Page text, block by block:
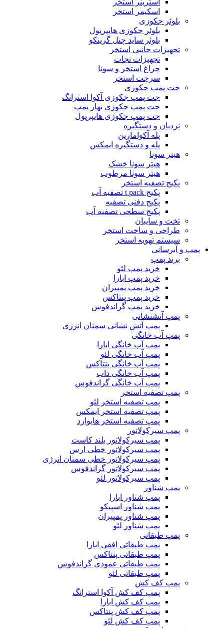
استرینر استخر
اسکیمر استخر
بلوئر جکوزی
بلوئر جکوزی هایپرپول
بلوئر ساید چنل گرینکو
تجهیزات جانبی استخر
تجهیزات نجات
چراغ استخر و سونا
سرجت استخر
جت پمپ جکوزی
جت پمپ جکوزی آکوا استرانگ
جت پمپ جکوزی بهار پمپ
جت پمپ جکوزی هایپرپول
نردبان و دستگیره
پله آکوامارین
پله و دستگیره ایمکس
هیتر سونا
هیتر سونا خشک
هیتر سونا مرطوب
پکیج تصفیه استخر
پکیج t pack تصفیه آب
پکیج دفنی تصفیه
پکیج سطحی تصفیه آب
تخت و سایبان
طراحی و ساخت استخر
سیستم تهویه استخر
پمپ و آبرسانی
برند پمپ
خرید پمپ لئو
خرید پمپ ابارا
خرید پمپ پمپیران
خرید پمپ پنتاکس
خرید پمپ گراندفوس
پمپ آتشنشانی
پمپ آتش نشانی سمنان انرژی
پمپ آب خانگی
پمپ آب خانگی ابارا
پمپ آب خانگی لئو
پمپ آب خانگی پنتاکس
پمپ آب خانگی داب
پمپ آب خانگی گراندفوس
پمپ تصفیه استخر
پمپ تصفیه استخر لئو
پمپ تصفیه استخر ایمکس
پمپ تصفیه استخر هایوارد
پمپ سیرکولاتور
پمپ سیرکولاتور بلند کاست
پمپ سیرکولاتور خطی ارس
پمپ سیرکولاتور خطی سمنان انرژی
پمپ سیرکولاتور گراندفوس
پمپ سیرکولاتور لئو
پمپ شناور
پمپ شناور ابارا
پمپ شناور اسپیکو
پمپ شناور پمپیران
پمپ شناور لئو
پمپ طبقاتی
پمپ طبقاتی افقی ابارا
پمپ طبقاتی پنتاکس
پمپ طبقاتی عمودی گراندفوس
پمپ طبقاتی لئو
پمپ کف کش
پمپ کف کش آکوا استرانگ
پمپ کف کش ابارا
پمپ کف کش پنتاکس
پمپ کف کش لئو